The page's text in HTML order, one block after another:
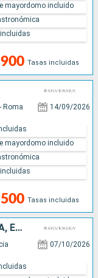
Tasas incluidas
mayordomo incluido
Roma 14/09/2026
Tasas incluidas
mayordomo incluido
ESLOVENIA, CROACIA, MALTA, ITALIA, ESPAÑA, PORTUGAL
07/10/2026